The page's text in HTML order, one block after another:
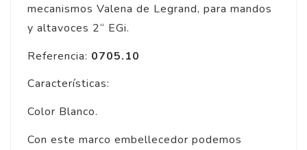
mecanismos Valena de Legrand, para mandos
y altavoces 2“ EGi.
Referencia: 0705.10
Características:
Color Blanco.
Con este marco embellecedor podemos